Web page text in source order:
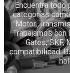
Encuentra todo
categorías
Motor,
Trabajamos con
Gates, SKF,
compatibilidad.